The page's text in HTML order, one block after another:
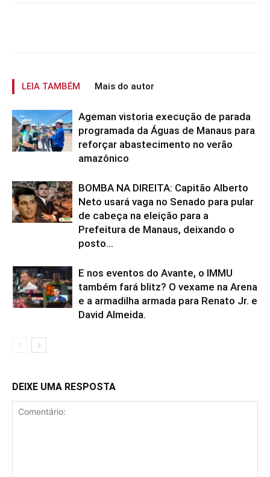
LEIA TAMBÉM Mais do autor
Ageman vistoria execução de parada
programada da Águas de Manaus para
reforçar abastecimento no verão
amazônico
BOMBA NA DIREITA: Capitão Alberto
Neto usará vaga no Senado para pular
de cabeça na eleição para a
Prefeitura de Manaus, deixando o
posto...
E nos eventos do Avante, o IMMU
também fará blitz? O vexame na Arena
e a armadilha armada para Renato Jr. e
David Almeida.
DEIXE UMA RESPOSTA